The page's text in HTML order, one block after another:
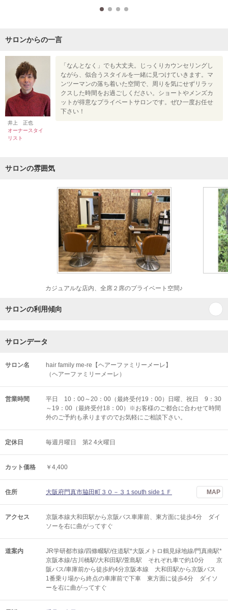
サロンからの一言
井上 正也
オーナースタイ
リスト
「なんとなく」でも大丈夫。じっくりカウンセリングし
ながら、似合うスタイルを一緒に見つけていきます。マ
ンツーマンの落ち着いた空間で、周りを気にせずリラッ
クスした時間をお過ごしください。ショートやメンズカ
ットが得意なプライベートサロンです。ぜひ一度お任せ
下さい！
サロンの雰囲気
カジュアルな店内、全席２席のプライベート空間♪
サロンの利用傾向
サロンデータ
サロン名
hair family me-re【ヘアーファミリーメーレ】
（ヘアーファミリーメーレ）
営業時間
平日 10：00～20：00（最終受付19：00）日曜、祝日 9：30
～19：00（最終受付18：00）※お客様のご都合に合わせて時間
外のご予約も承りますのでお気軽にご相談下さい。
定休日 毎週月曜日 第2 4火曜日
カット価格 ￥4,400
住所 大阪府門真市脇田町３０－３１south side１Ｆ MAP
アクセス
京阪本線大和田駅から京阪バス車庫前、東方面に徒歩4分 ダイ
ソーを右に曲がってすぐ
道案内
JR学研都市線/四條畷駅/住道駅*大阪メトロ鶴見緑地線/門真南駅*
京阪本線/古川橋駅/大和田駅/萱島駅 それぞれ車で約10分 京
阪バス/車庫前から徒歩約4分京阪本線 大和田駅から京阪バス
1番乗り場から終点の車庫前で下車 東方面に徒歩4分 ダイソ
ーを右に曲がってすぐ